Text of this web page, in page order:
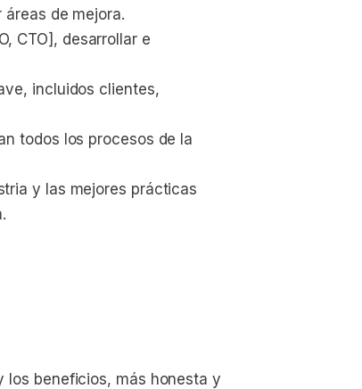
de mejora.
CTO], desarrollar e
incluidos clientes,
todos los procesos de la
y las mejores prácticas
los beneficios, más honesta y